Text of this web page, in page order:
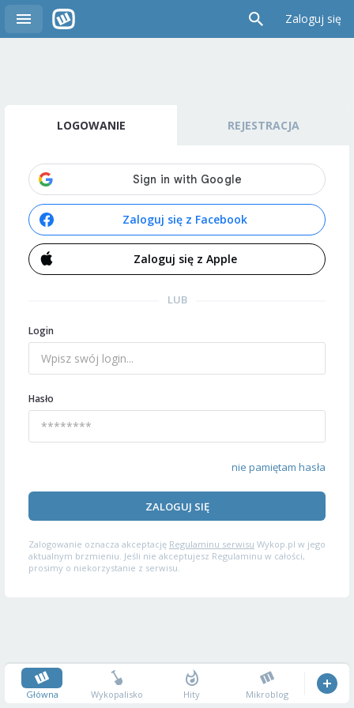
Zaloguj się
LOGOWANIE REJESTRACJA
Zaloguj się z Facebook
Zaloguj się z Apple
LUB
Login
Hasło
nie pamiętam hasła
ZALOGUJ SIĘ
Zalogowanie oznacza akceptację Regulaminu serwisu Wykop.pl w jego
aktualnym brzmieniu. Jeśli nie akceptujesz Regulaminu w całości,
prosimy o niekorzystanie z serwisu.
Główna Wykopalisko Hity Mikroblog